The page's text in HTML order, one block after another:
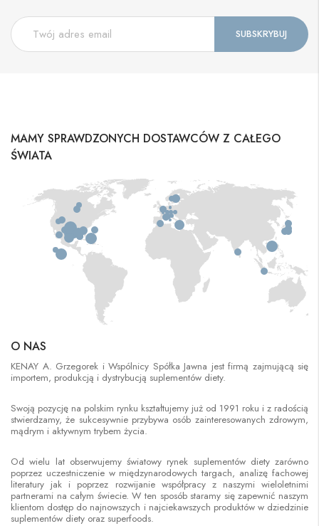
MAMY SPRAWDZONYCH DOSTAWCÓW Z CAŁEGO
ŚWIATA
O NAS
KENAY A. Grzegorek i Wspólnicy Spółka Jawna jest firmą zajmującą się
importem, produkcją i dystrybucją suplementów diety.
Swoją pozycję na polskim rynku kształtujemy już od 1991 roku i z radością
stwierdzamy, że sukcesywnie przybywa osób zainteresowanych zdrowym,
mądrym i aktywnym trybem życia.
Od wielu lat obserwujemy światowy rynek suplementów diety zarówno
poprzez uczestniczenie w międzynarodowych targach, analizę fachowej
literatury jak i poprzez rozwijanie współpracy z naszymi wieloletnimi
partnerami na całym świecie. W ten sposób staramy się zapewnić naszym
klientom dostęp do najnowszych i najciekawszych produktów w dziedzinie
suplementów diety oraz superfoods.